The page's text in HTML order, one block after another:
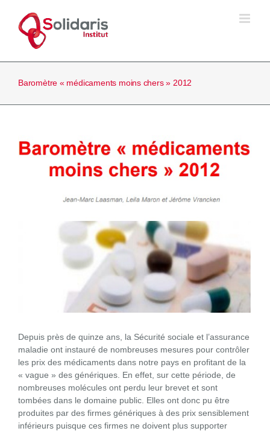
contenu
Baromètre « médicaments moins chers » 2012
Depuis près de quinze ans, la Sécurité sociale et l’assurance
maladie ont instauré de nombreuses mesures pour contrôler
les prix des médicaments dans notre pays en profitant de la
« vague » des génériques. En effet, sur cette période, de
nombreuses molécules ont perdu leur brevet et sont
tombées dans le domaine public. Elles ont donc pu être
produites par des firmes génériques à des prix sensiblement
inférieurs puisque ces firmes ne doivent plus supporter